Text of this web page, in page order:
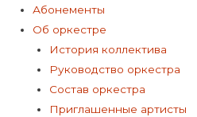
Абонементы
Об оркестре
История коллектива
Руководство оркестра
Состав оркестра
Приглашенные артисты